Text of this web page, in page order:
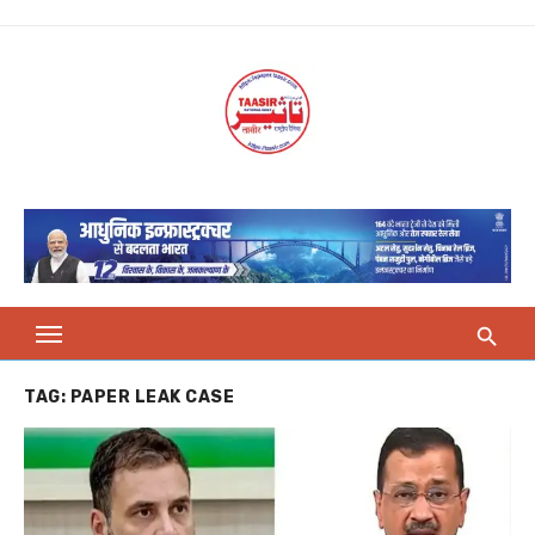
TAG: PAPER LEAK CASE